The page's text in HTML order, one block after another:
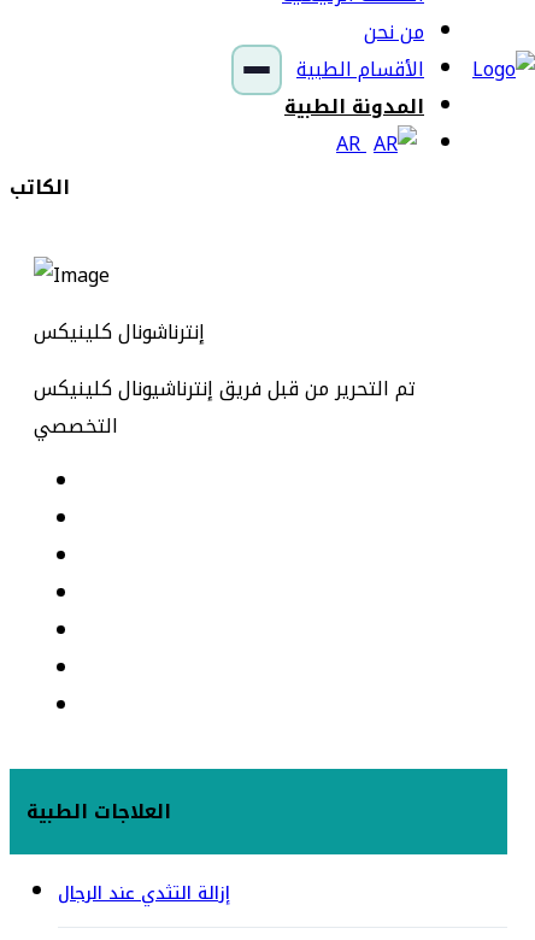
من نحن
الأقسام الطبية
المدونة الطبية
AR
الكاتب
إنترناشونال كلينيكس
تم التحرير من قبل فريق إنترناشيونال كلينيكس
التخصصي
العلاجات الطبية
إزالة التثدي عند الرجال